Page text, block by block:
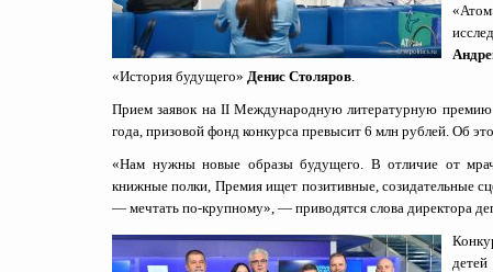
«История будущего» Денис Столяров
Прием заявок на II Международную литературную премию
года, призовой фонд конкурса превысит 6 млн рублей. Об
«Нам нужны новые образы будущего. В отличие от
книжные полки, Премия ищет позитивные, созидательные
— мечтать по-крупному», — приводятся слова директора